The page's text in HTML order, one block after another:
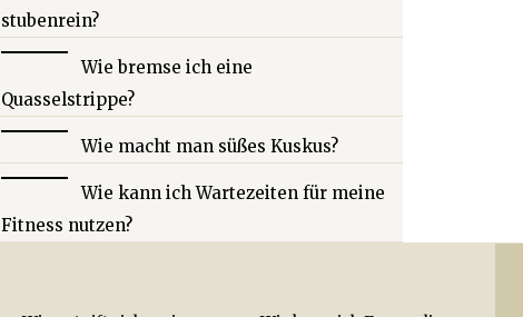
stubenrein?
Wie bremse ich eine
Quasselstrippe?
Wie macht man süßes Kuskus?
Wie kann ich Wartezeiten für meine
Fitness nutzen?